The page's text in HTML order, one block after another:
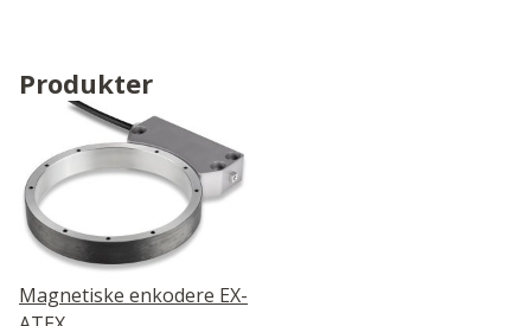
Produkter
Magnetiske enkodere EX-